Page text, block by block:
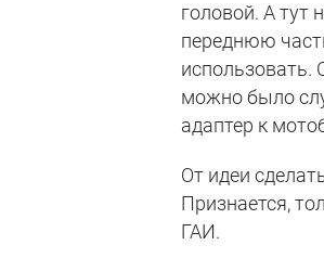
головой. А тут
переднюю
использовать.
можно было
адаптер к
От идеи
Признается,
ГАИ.